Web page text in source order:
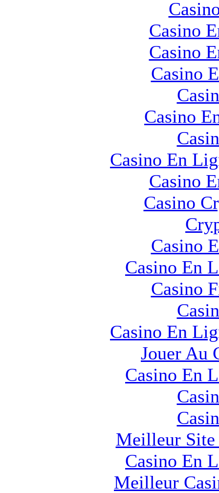
Casino
Casino
Casino
Casino
Casino En
Casino
Casino
Casino
Casino En
Casino
Casino En
Jouer Au
Casino En
Meilleur Site
Casino En
Meilleur